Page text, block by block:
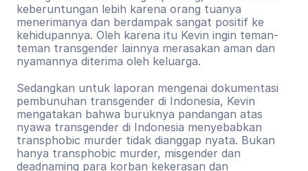
keberuntungan lebih karena orang tuanya
menerimanya dan berdampak sangat positif ke
kehidupannya. Oleh karena itu Kevin ingin teman-
teman transgender lainnya merasakan aman dan
nyamannya diterima oleh keluarga.
Sedangkan untuk laporan mengenai dokumentasi
pembunuhan transgender di Indonesia, Kevin
mengatakan bahwa buruknya pandangan atas
nyawa transgender di Indonesia menyebabkan
transphobic murder tidak dianggap nyata. Bukan
hanya transphobic murder, misgender dan
deadnaming para korban kekerasan dan